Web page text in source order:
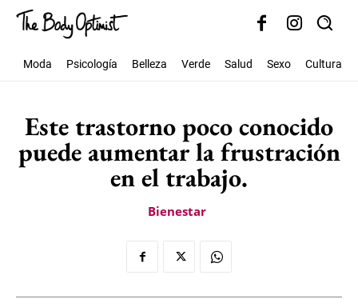
Moda Psicología Belleza Verde Salud Sexo Cultura
Este trastorno poco conocido
puede aumentar la frustración
en el trabajo.
Bienestar